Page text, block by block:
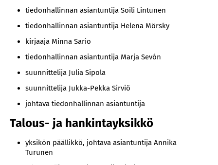
tiedonhallinnan asiantuntija Soili Lintunen
tiedonhallinnan asiantuntija Helena Mörsky
kirjaaja Minna Sario
tiedonhallinnan asiantuntija Marja Sevón
suunnittelija Julia Sipola
suunnittelija Jukka-Pekka Sirviö
johtava tiedonhallinnan asiantuntija
Talous- ja hankintayksikkö
yksikön päällikkö, johtava asiantuntija Annika
Turunen